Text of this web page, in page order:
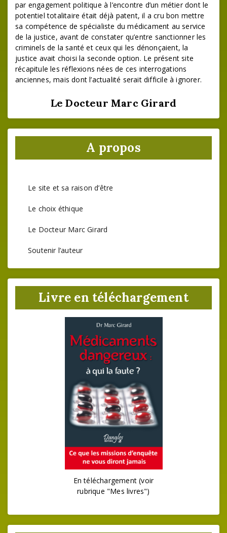
par engagement politique à l’encontre d’un métier dont le
potentiel totalitaire était déjà patent, il a cru bon mettre
sa compétence de spécialiste du médicament au service
de la justice, avant de constater qu’entre sanctionner les
criminels de la santé et ceux qui les dénonçaient, la
justice avait choisi la seconde option. Le présent site
récapitule les réflexions nées de ces interrogations
anciennes, mais dont l’actualité serait difficile à ignorer.
Le Docteur Marc Girard
A propos
Le site et sa raison d’être
Le choix éthique
Le Docteur Marc Girard
Soutenir l’auteur
Livre en téléchargement
En téléchargement (voir
rubrique "Mes livres")